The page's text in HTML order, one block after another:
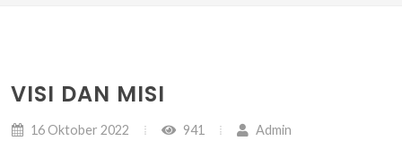
VISI DAN MISI
16 Oktober 2022 941 Admin